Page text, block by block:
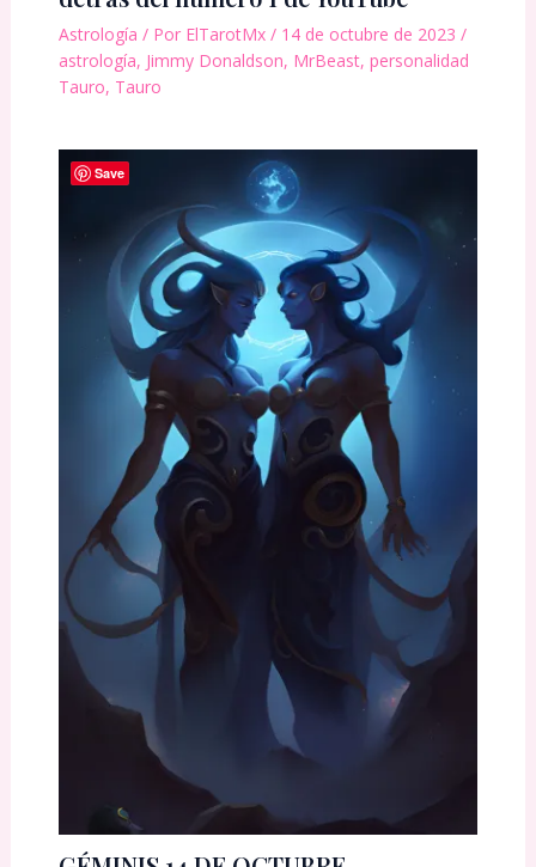
Astrología / Por ElTarotMx / 14 de octubre de 2023 /
astrología, Jimmy Donaldson, MrBeast, personalidad
Tauro, Tauro
Save